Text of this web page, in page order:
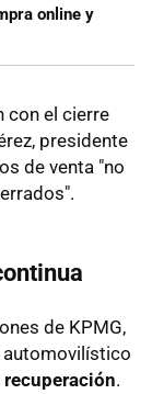
online y
con el cierre
presidente
de venta "no
de KPMG,
recuperación.